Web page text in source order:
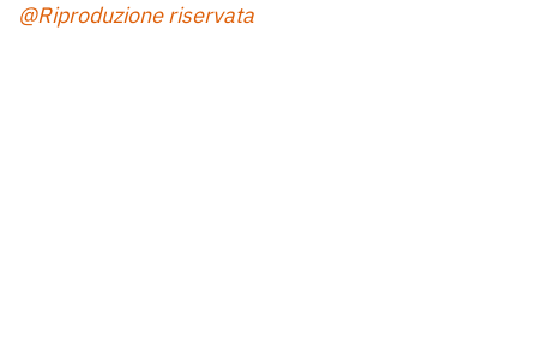
@Riproduzione riservata